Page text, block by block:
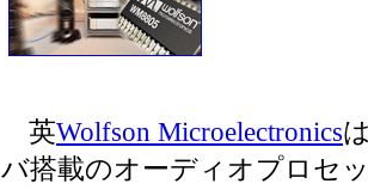
英Wolfson Microelectronics
バ搭載のオーディオプロセ